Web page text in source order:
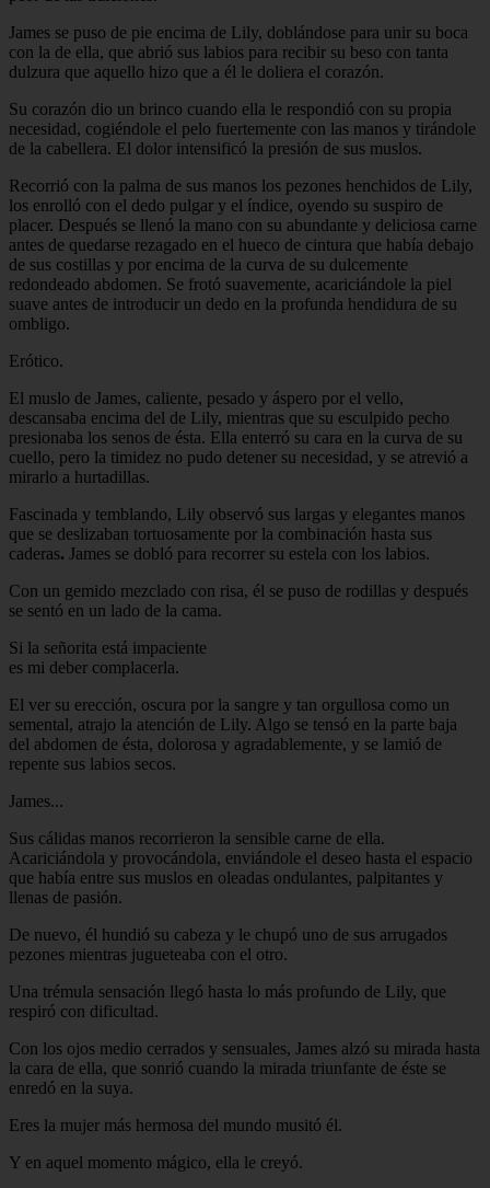
James se puso de pie encima de Lily, doblándose para unir su boca
con la de ella, que abrió sus labios para recibir su beso con tanta
dulzura que aquello hizo que a él le doliera el corazón.
Su corazón dio un brinco cuando ella le respondió con su propia
necesidad, cogiéndole el pelo fuertemente con las manos y tirándole
de la cabellera. El dolor intensificó la presión de sus muslos.
Recorrió con la palma de sus manos los pezones henchidos de Lily,
los enrolló con el dedo pulgar y el índice, oyendo su suspiro de
placer. Después se llenó la mano con su abundante y deliciosa carne
antes de quedarse rezagado en el hueco de cintura que había debajo
de sus costillas y por encima de la curva de su dulcemente
redondeado abdomen. Se frotó suavemente, acariciándole la piel
suave antes de introducir un dedo en la profunda hendidura de su
ombligo.
Erótico.
El muslo de James, caliente, pesado y áspero por el vello,
descansaba encima del de Lily, mientras que su esculpido pecho
presionaba los senos de ésta. Ella enterró su cara en la curva de su
cuello, pero la timidez no pudo detener su necesidad, y se atrevió a
mirarlo a hurtadillas.
Fascinada y temblando, Lily observó sus largas y elegantes manos
que se deslizaban tortuosamente por la combinación hasta sus
caderas. James se dobló para recorrer su estela con los labios.
Con un gemido mezclado con risa, él se puso de rodillas y después
se sentó en un lado de la cama.
Si la señorita está impaciente
es mi deber complacerla.
El ver su erección, oscura por la sangre y tan orgullosa como un
semental, atrajo la atención de Lily. Algo se tensó en la parte baja
del abdomen de ésta, dolorosa y agradablemente, y se lamió de
repente sus labios secos.
James...
Sus cálidas manos recorrieron la sensible carne de ella.
Acariciándola y provocándola, enviándole el deseo hasta el espacio
que había entre sus muslos en oleadas ondulantes, palpitantes y
llenas de pasión.
De nuevo, él hundió su cabeza y le chupó uno de sus arrugados
pezones mientras jugueteaba con el otro.
Una trémula sensación llegó hasta lo más profundo de Lily, que
respiró con dificultad.
Con los ojos medio cerrados y sensuales, James alzó su mirada hasta
la cara de ella, que sonrió cuando la mirada triunfante de éste se
enredó en la suya.
Eres la mujer más hermosa del mundo musitó él.
Y en aquel momento mágico, ella le creyó.